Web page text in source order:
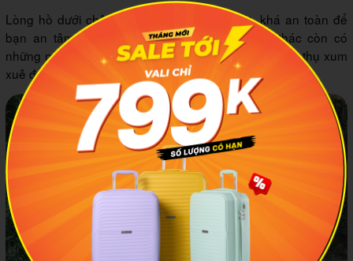
Lòng hồ dưới chân thác chỉ sâu tầm 2 mét, khá an toàn để
bạn an tâm vẫy vùng. Ngoài ra, dọc hai bên thác còn có
những mỏm đá đa dạng hình thù cùng nhiều tán cổ thụ xum
xuê để thỏa thích chụp ảnh, nghỉ ngơi.